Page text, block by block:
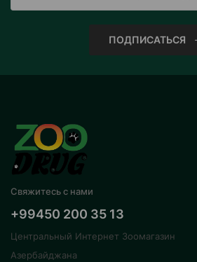
ПОДПИСАТЬСЯ
Свяжитесь с нами
+99450 200 35 13
Центральный Интернет Зоомагазин
Азербайджана